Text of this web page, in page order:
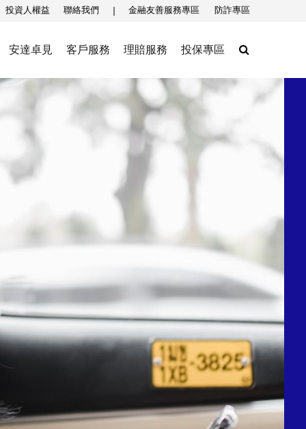
投資人權益 聯絡我們 金融友善服務專區 防詐專區
安達卓見 客戶服務 理賠服務 投保專區 Search